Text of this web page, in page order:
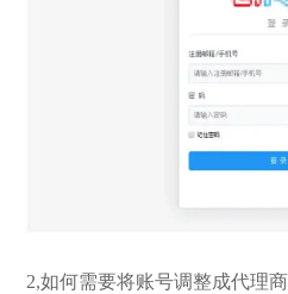
2,如何需要将账号调整成代理